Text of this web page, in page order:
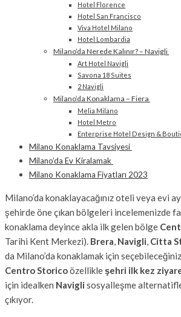
Hotel Florence
Hotel San Francisco
Viva Hotel Milano
Hotel Lombardia
Milano’da Nerede Kalınır? – Navigli
Art Hotel Navigli
Savona 18 Suites
2 Navigli
Milano’da Konaklama – Fiera
Melia Milano
Hotel Metro
Enterprise Hotel Design &
Milano Konaklama Tavsiyesi
Milano’da Ev Kiralamak
Milano Konaklama Fiyatları 2023
Milano’da konaklayacağınız oteli veya evi
şehirde öne çıkan bölgeleri incelemenizde
konaklama deyince akla ilk gelen bölge
Tarihi Kent Merkezi). Brera, Navigli, Citta
da Milano’da konaklamak için
Centro Storicoözellikleşehri ilk kez
için idealken Navigli sosyalleşme
çıkıyor.